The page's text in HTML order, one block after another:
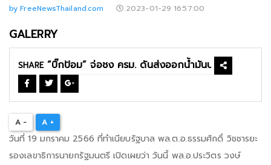
by FreeNewsThailand.com 2023-01-29 16:57:00
GALERRY
SHARE
A - A +
วันที่ 19 มกราคม 2566 ที่ทำเนียบรัฐบาล พล.ต.อ.ธรรมศักดิ์ วิชชารยะ
รองเลขาธิการนายกรัฐมนตรี เปิดเผยว่า วันนี้ พล.อ.ประวิตร วงษ์